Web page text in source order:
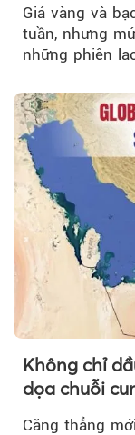
Giá vàng và
tuần, nhưng
những phiên
Không chỉ
dọa chuỗi
Căng thẳng